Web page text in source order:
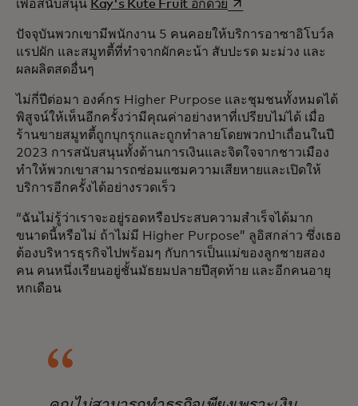
เพื่อสนับสนุน Kay's Kute Fruit อีกด้วยopens in a new tab
ปัจจุบันพวกเขามีพนักงาน 5 คนคอยให้บริการอาซาอิโบว์ล
แรปผัก และสมูทตี้ที่ทำจากผักคะน้า สับปะรด มะม่วง และ
ผลผลิตสดอื่นๆ
ไม่กี่ปีต่อมา องค์กร Higher Purpose และชุมชนทั้งหมดได้
พิสูจน์ให้เห็นอีกครั้งว่ามีคุณค่าอย่างหาที่เปรียบไม่ได้ เมื่อ
ร้านขายสมูทตี้ถูกบุกรุกและถูกทำลายโดยพวกป่าเถื่อนในปี
2023 การสนับสนุนทั้งด้านการเงินและจิตใจจากชาวเมือง
ทำให้พวกเขาสามารถซ่อมแซมความเสียหายและเปิดให้
บริการอีกครั้งได้อย่างรวดเร็ว
“ฉันไม่รู้ว่าเราจะอยู่รอดหรือประสบความสำเร็จได้มาก
ขนาดนี้หรือไม่ ถ้าไม่มี Higher Purpose” ลูอิสกล่าว ซึ่งเธอ
ต้องบริหารธุรกิจไปพร้อมๆ กับการเป็นแม่ของลูกชายสอง
คน คนหนึ่งเรียนอยู่ชั้นมัธยมปลายปีสุดท้าย และอีกคนอายุ
หกเดือน